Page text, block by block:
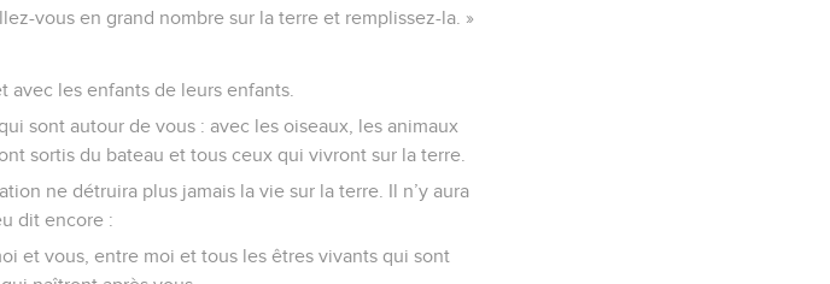
vous en grand nombre sur la terre et remplissez-la. »
avec les enfants de leurs enfants.
sont autour de vous : avec les oiseaux, les animaux
sortis du bateau et tous ceux qui vivront sur la terre.
ne détruira plus jamais la vie sur la terre. Il n’y aura
dit encore :
et vous, entre moi et tous les êtres vivants qui sont